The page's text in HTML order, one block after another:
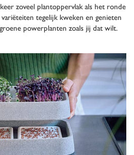
zoveel plantoppervlak als het ronde
tegelijk kweken en genieten
powerplanten zoals jij dat wilt.